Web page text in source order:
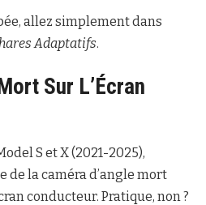
allez simplement dans
Adaptatifs.
Sur L’Écran
S et X (2021-2025),
de la caméra d’angle mort
conducteur. Pratique, non ?